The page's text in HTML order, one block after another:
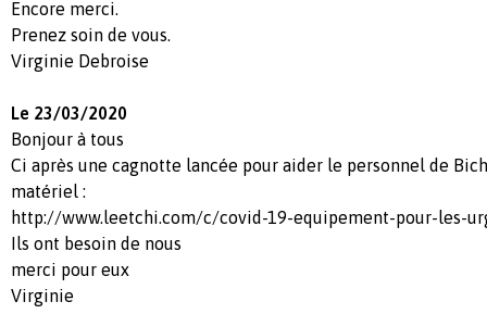
Encore merci.
Prenez soin de vous.
Virginie Debroise
Le 23/03/2020
Bonjour à tous
Ci après une cagnotte lancée pour aider le personnel de
matériel :
http://www.leetchi.com/c/covid-19-equipement-pour-les-
Ils ont besoin de nous
merci pour eux
Virginie